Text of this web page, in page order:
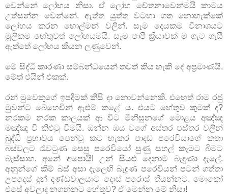
වෙන්නේ ලෝභය නිසා. ඒ ලෝභ චේතනාවෙන්මයි කාමය
උත්සන්න වෙන්නේ. ඇත්ත යුත්ත වටහා ගත නොහැක්කේ
ලෝභය කරන හොල්මන් වලින්. සෑම දෙයකම විනාශයට
මූලිකම හේතුවත් ලෝභයමයි. සෑම පාපී ක්‍රියාවක් ම ගැට ගැසී
ඇත්තේ ලෝභය කියන ලණුවෙන්.
මේ සිද්ධි කාරණා සම්බන්ධයෙන් තවත් කිය හැකි දේ අප්‍රමාණයි.
මේත් එයින් එකක්.
රන් මුවෙකුගේ ඉපදීමක් කිසි දා නොවන්නෙකි. එහෙත් රාම රජු
මුවන්ට බෙහෙවින් ඇළුම් කළේ ය. එයට හේතුව කුමක් ද?
නරකම නරක කාලයක් ආ විට මිනිසුනගේ මොළය අඤ්ඤ
මඤ්ඤ වී කිළුටු වීමයි. ඔන්න ඔය වගේ අස්තර පස්තර වලින්
බුද්ධි ප්‍රභාවය පෙන්වූ කට හැකර පාදඩ පරෙවියාගේ කතා
බස්වලට රැවටුණ සෙසු පරෙවියෝ සුණු සහල් කෑමට බිමට
බැස්සාහ. අනේ අපොයි! උන් සියළු දෙනාම බැඳුණා දැලේ.
අනුන්ගේ කීම් බස් අසා දැලෙහි බැඳුණ පරෙවියන් පටන් ගත්තා
උපදෙස් දුන් දණ්ඩවාලයාට දොස් පරොස් තියන්නට. මොකෝ
එසේ අවලාද නගන්නට හේතුව? ඒ මෙන්න මේ නිසා!